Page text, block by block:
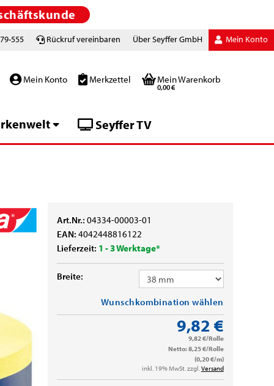
555 Rückruf vereinbaren Über Seyffer GmbH Mein Konto
Mein Konto Merkzettel Mein Warenkorb
0,00 €
Seyffer TV
Art.Nr.:04334-00003-01
EAN:4042448816122
Lieferzeit: 1 - 3 Werktage*
Breite:
Wunschkombination wählen
9,82 €
9,82 €/Rolle
Netto: 8,25 €/Rolle
(0,20 €/m)
inkl. 19% MwSt. zzgl.Versand